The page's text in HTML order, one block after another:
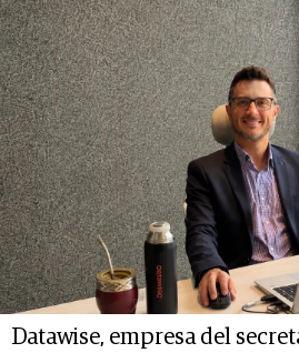
Datawise, empresa del